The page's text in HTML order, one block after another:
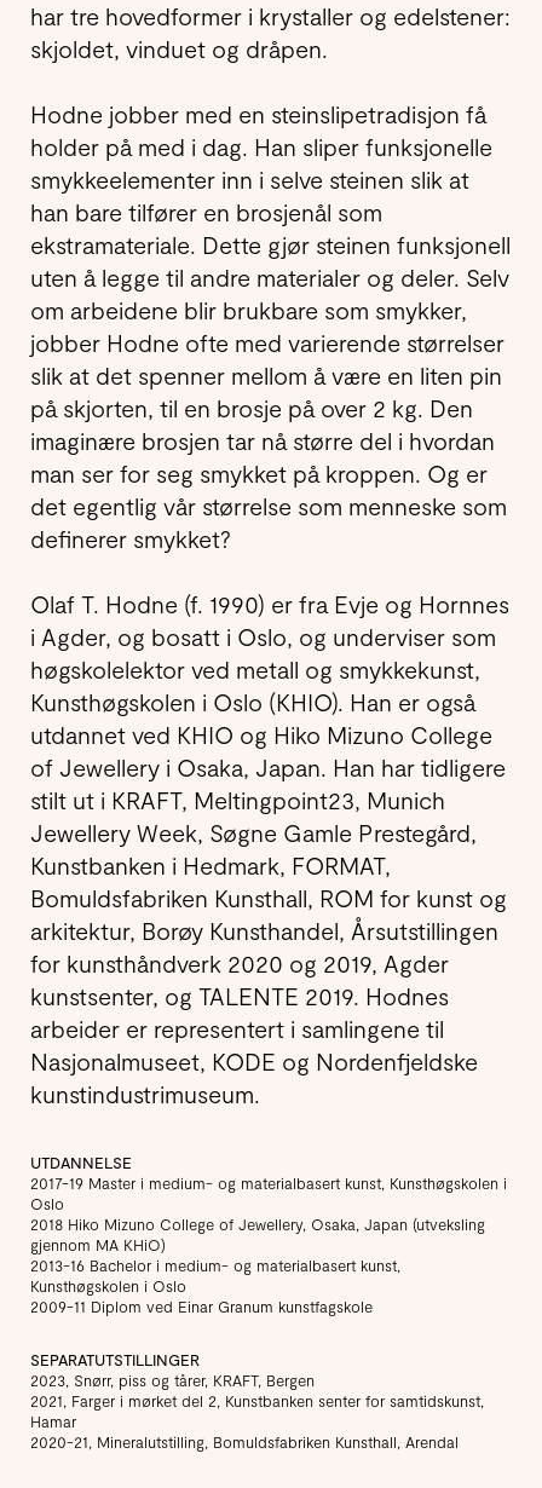
har tre hovedformer i krystaller og edelstener:
skjoldet, vinduet og dråpen.
Hodne jobber med en steinslipetradisjon få
holder på med i dag. Han sliper funksjonelle
smykkeelementer inn i selve steinen slik at
han bare tilfører en brosjenål som
ekstramateriale. Dette gjør steinen funksjonell
uten å legge til andre materialer og deler. Selv
om arbeidene blir brukbare som smykker,
jobber Hodne ofte med varierende størrelser
slik at det spenner mellom å være en liten pin
på skjorten, til en brosje på over 2 kg. Den
imaginære brosjen tar nå større del i hvordan
man ser for seg smykket på kroppen. Og er
det egentlig vår størrelse som menneske som
definerer smykket?
Olaf T. Hodne (f. 1990) er fra Evje og Hornnes
i Agder, og bosatt i Oslo, og underviser som
høgskolelektor ved metall og smykkekunst,
Kunsthøgskolen i Oslo (KHIO). Han er også
utdannet ved KHIO og Hiko Mizuno College
of Jewellery i Osaka, Japan. Han har tidligere
stilt ut i KRAFT, Meltingpoint23, Munich
Jewellery Week, Søgne Gamle Prestegård,
Kunstbanken i Hedmark, FORMAT,
Bomuldsfabriken Kunsthall, ROM for kunst og
arkitektur, Borøy Kunsthandel, Årsutstillingen
for kunsthåndverk 2020 og 2019, Agder
kunstsenter, og TALENTE 2019. Hodnes
arbeider er representert i samlingene til
Nasjonalmuseet, KODE og Nordenfjeldske
kunstindustrimuseum.
UTDANNELSE
2017-19 Master i medium- og materialbasert kunst, Kunsthøgskolen i
Oslo
2018 Hiko Mizuno College of Jewellery, Osaka, Japan (utveksling
gjennom MA KHiO)
2013-16 Bachelor i medium- og materialbasert kunst,
Kunsthøgskolen i Oslo
2009-11 Diplom ved Einar Granum kunstfagskole
SEPARATUTSTILLINGER
2023, Snørr, piss og tårer, KRAFT, Bergen
2021, Farger i mørket del 2, Kunstbanken senter for samtidskunst,
Hamar
2020-21, Mineralutstilling, Bomuldsfabriken Kunsthall, Arendal